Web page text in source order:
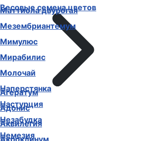
Весовые семена цветов
Агератум
Адонис
Аквилегия
Акроклинум
Маттиола двурогая
Мезембриантемум
Мимулюс
Мирабилис
Молочай
Наперстянка
Настурция
Незабудка
Немезия